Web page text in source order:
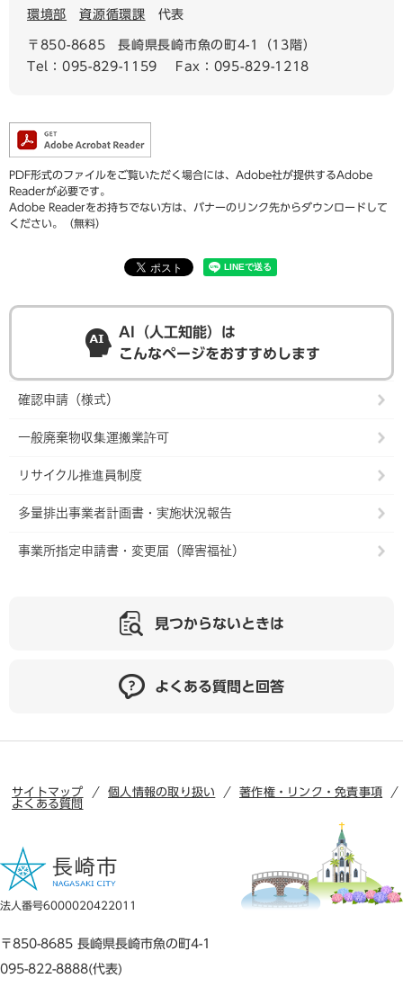
環境部 資源循環課 代表
〒850-8685
長崎県長崎市魚の町4-1（13階）
Tel：095-829-1159
Fax：095-829-1218
PDF形式のファイルをご覧いただく場合には、Adobe社が提供するAdobe
Readerが必要です。
Adobe Readerをお持ちでない方は、バナーのリンク先からダウンロードして
ください。（無料）
AI（人工知能）は
こんなページをおすすめします
確認申請（様式）
一般廃棄物収集運搬業許可
リサイクル推進員制度
多量排出事業者計画書・実施状況報告
事業所指定申請書・変更届（障害福祉）
見つからないときは
よくある質問と回答
サイトマップ 個人情報の取り扱い
著作権・リンク・免責事項
よくある質問
法人番号6000020422011
〒850-8685 長崎県長崎市魚の町4-1
095-822-8888(代表)